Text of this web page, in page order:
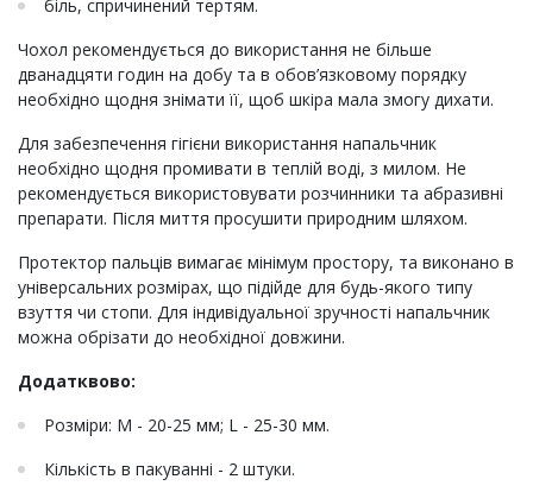
біль, спричинений тертям.
Чохол рекомендується до використання не більше
дванадцяти годин на добу та в обов’язковому порядку
необхідно щодня знімати її, щоб шкіра мала змогу дихати.
Для забезпечення гігієни використання напальчник
необхідно щодня промивати в теплій воді, з милом. Не
рекомендується використовувати розчинники та абразивні
препарати. Після миття просушити природним шляхом.
Протектор пальців вимагає мінімум простору, та виконано в
універсальних розмірах, що підійде для будь-якого типу
взуття чи стопи. Для індивідуальної зручності напальчник
можна обрізати до необхідної довжини.
Додатквово:
Розміри: M - 20-25 мм; L - 25-30 мм.
Кількість в пакуванні - 2 штуки.